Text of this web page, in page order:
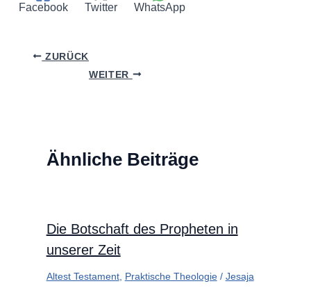
Facebook Twitter WhatsApp
ZURÜCK
WEITER
Ähnliche Beiträge
Die Botschaft des Propheten in
unserer Zeit
Altest Testament, Praktische Theologie/ Jesaja